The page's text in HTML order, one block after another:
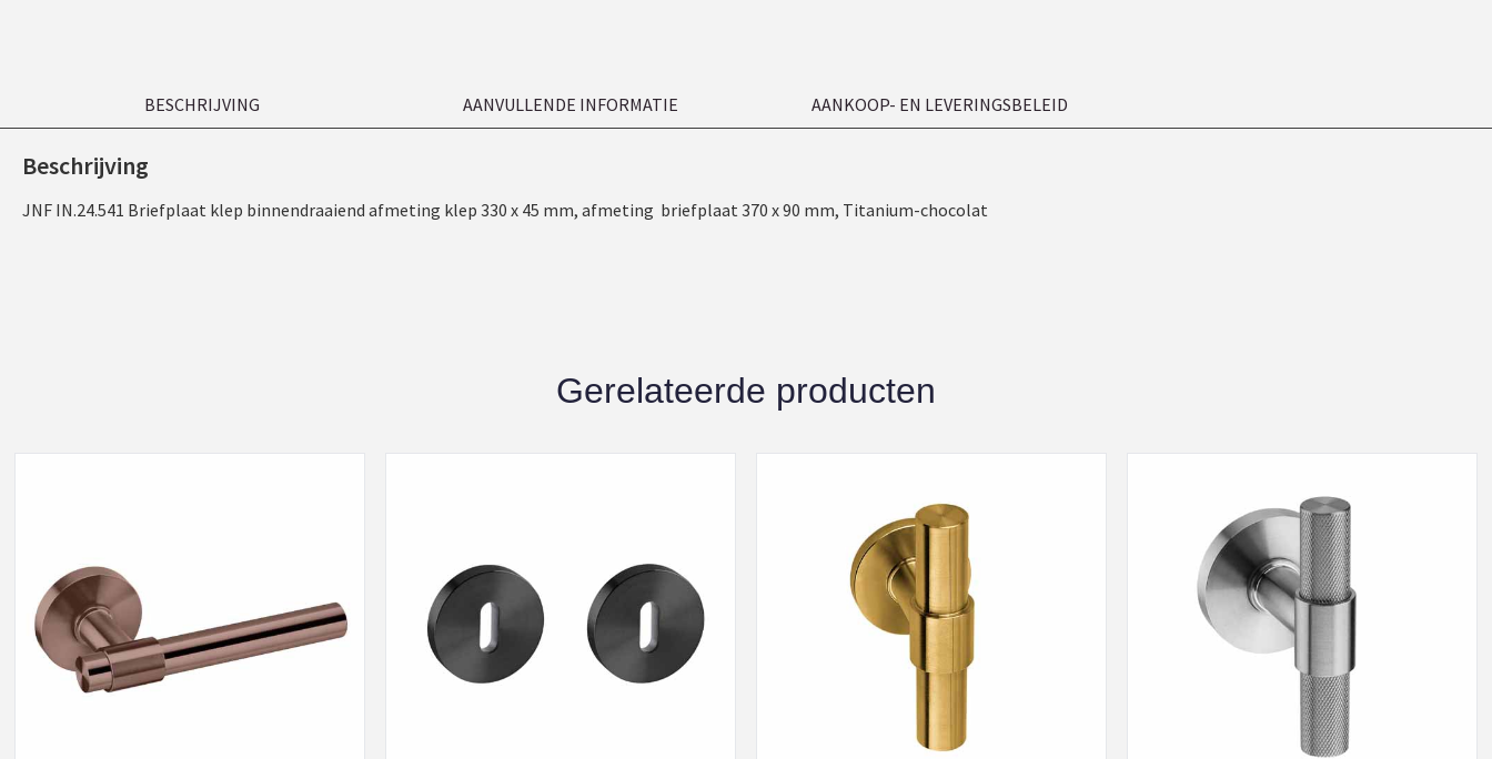
BESCHRIJVING AANVULLENDE INFORMATIE AANKOOP- EN LEVERINGSBELEID
Beschrijving
JNF IN.24.541 Briefplaat klep binnendraaiend afmeting klep 330 x 45 mm, afmeting briefplaat 370 x 90 mm, Titanium-chocolat
Gerelateerde producten